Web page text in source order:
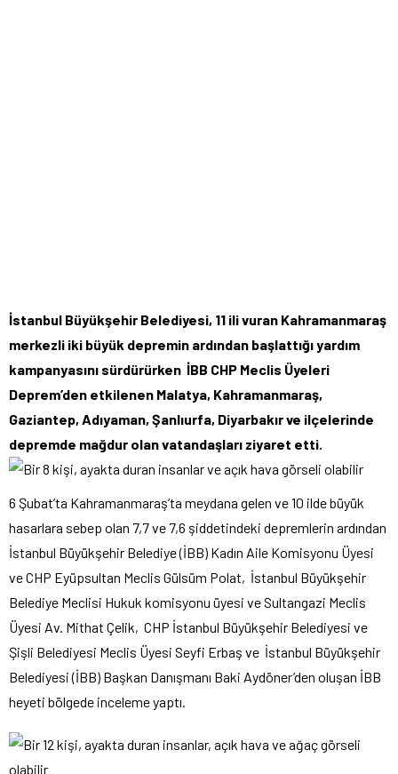
İstanbul Büyükşehir Belediyesi, 11 ili vuran Kahramanmaraş
merkezli iki büyük depremin ardından başlattığı yardım
kampanyasını sürdürürken İBB CHP Meclis Üyeleri
Deprem’den etkilenen Malatya, Kahramanmaraş,
Gaziantep, Adıyaman, Şanlıurfa, Diyarbakır ve ilçelerinde
depremde mağdur olan vatandaşları ziyaret etti.
6 Şubat’ta Kahramanmaraş’ta meydana gelen ve 10 ilde büyük
hasarlara sebep olan 7,7 ve 7,6 şiddetindeki depremlerin ardından
İstanbul Büyükşehir Belediye (İBB) Kadın Aile Komisyonu Üyesi
ve CHP Eyüpsultan Meclis Gülsüm Polat, İstanbul Büyükşehir
Belediye Meclisi Hukuk komisyonu üyesi ve Sultangazi Meclis
Üyesi Av. Mithat Çelik, CHP İstanbul Büyükşehir Belediyesi ve
Şişli Belediyesi Meclis Üyesi Seyfi Erbaş ve İstanbul Büyükşehir
Belediyesi (İBB) Başkan Danışmanı Baki Aydöner’den oluşan İBB
heyeti bölgede inceleme yaptı.